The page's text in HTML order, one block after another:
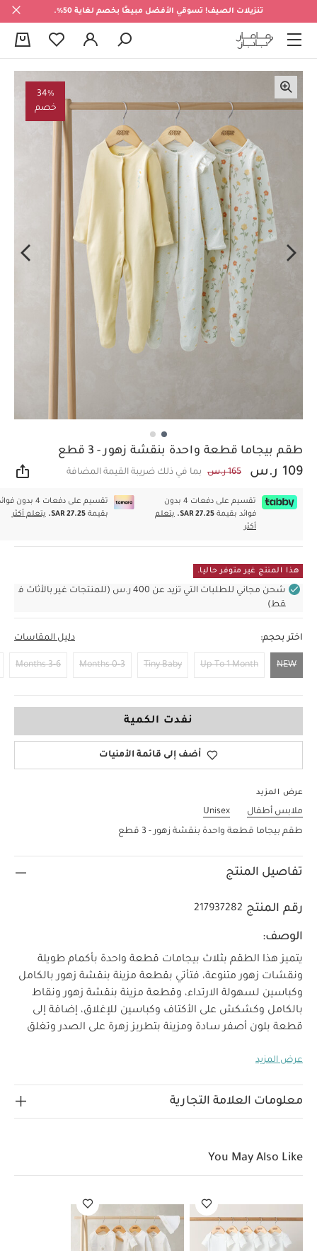
تنزيلات الصيف! تسوقي الأفضل مبيعًا بخصم لغاية 50%.
34%
خصم
طقم بيجاما قطعة واحدة بنقشة زهور - 3 قطع
109 ر.س 165 ر.س بما في ذلك ضريبة القيمة المضافة
تقسيم على دفعات 4 بدون
فوائد بقيمة SAR 27.25.
يتعلم
أكثر
تقسيم على دفعات 4 بدون
بقيمةSAR 27.25. يتعلم أكثر
هذا المنتج غير متوفر حاليا.
شحن مجاني للطلبات التي تزيد عن 400 ر.س (للمنتجات غير بالأثاث ف
قط)
اختر بحجم: دليل المقاسات
NEW
Up To 1 Month
Tiny Baby
0-3 Months
3-6 Months
نفدت الكمية
أضف إلى قائمة الأمنيات
عرض المزيد
ملابس أطفال
Unisex
طقم بيجاما قطعة واحدة بنقشة زهور - 3 قطع
تفاصيل المنتج
رقم المنتج 217937282
الوصف:
يتميز هذا الطقم بثلاث بيجامات قطعة واحدة بأكمام طويلة
ونقشات زهور متنوعة، فتأتي بقطعة مزينة بنقشة زهور بالكامل
وكباسين لسهولة الارتداء، وقطعة مزينة بنقشة زهور ونقاط
بالكامل وكشكش على الأكتاف وكباسين للإغلاق، إضافة إلى
قطعة بلون أصفر سادة ومزينة بتطربز زهرة على الصدر وتغلق
من المنتصف وبين الساقين لسهولة وسرعة الارتداء
قطعالخامات: 100‏‏%‏‏ قطن تعليمات العناية/الإرشادات:
الداكنة على حدة
قطع
عرض المزيد
معلومات العلامة التجارية
You May Also Like